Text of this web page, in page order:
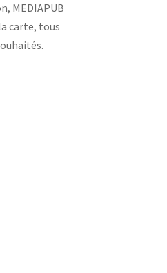
MEDIAPUB
carte, tous